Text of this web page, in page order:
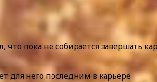
пока не собирается завершать
для него последним в карьере.